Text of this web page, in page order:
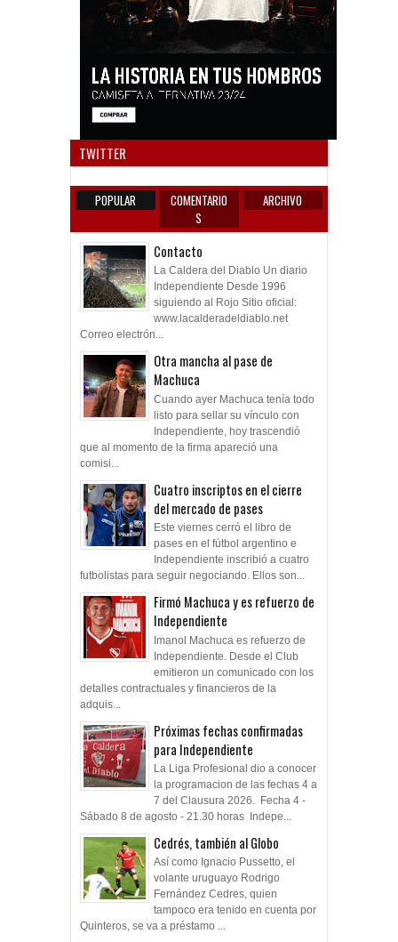
TWITTER
POPULAR
COMENTARIO
S
ARCHIVO
Contacto
La Caldera del Diablo Un diario
Independiente Desde 1996
siguiendo al Rojo Sitio oficial:
www.lacalderadeldiablo.net
Correo electrón...
Otra mancha al pase de
Machuca
Cuando ayer Machuca tenía todo
listo para sellar su vínculo con
Independiente, hoy trascendió
que al momento de la firma apareció una
comisi...
Cuatro inscriptos en el cierre
del mercado de pases
Este viernes cerró el libro de
pases en el fútbol argentino e
Independiente inscribió a cuatro
futbolistas para seguir negociando. Ellos son...
Firmó Machuca y es refuerzo de
Independiente
Imanol Machuca es refuerzo de
Independiente. Desde el Club
emitieron un comunicado con los
detalles contractuales y financieros de la
adquis...
Próximas fechas confirmadas
para Independiente
La Liga Profesional dio a conocer
la programacion de las fechas 4 a
7 del Clausura 2026. Fecha 4 -
Sábado 8 de agosto - 21.30 horas Indepe...
Cedrés, también al Globo
Así como Ignacio Pussetto, el
volante uruguayo Rodrigo
Fernández Cedres, quien
tampoco era tenido en cuenta por
Quinteros, se va a préstamo ...